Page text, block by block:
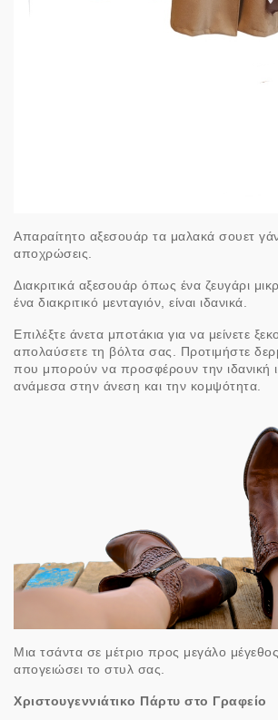
Απαραίτητο αξεσουάρ τα μαλακά σουετ
αποχρώσεις.
Διακριτικά αξεσουάρ όπως ένα ζευγάρι
ένα διακριτικό μενταγιόν, είναι ιδανικά.
Επιλέξτε άνετα μποτάκια για να μείνετε
απολαύσετε τη βόλτα σας. Προτιμήστε
που μπορούν να προσφέρουν την ιδανική
ανάμεσα στην άνεση και την κομψότητα.
Μια τσάντα σε μέτριο προς μεγάλο
απογειώσει το στυλ σας.
Χριστουγεννιάτικο Πάρτυ στο Γραφείο